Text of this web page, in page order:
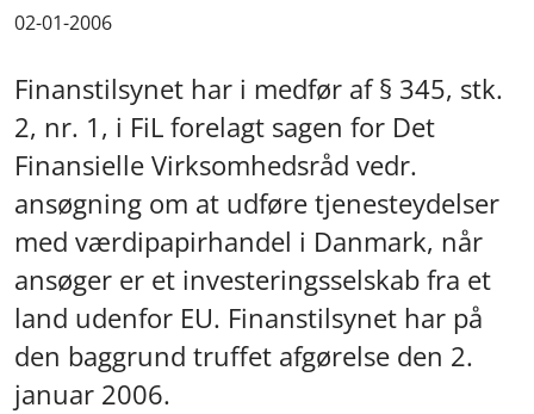
02-01-2006
Finanstilsynet har i medfør af § 345, stk.
2, nr. 1, i FiL forelagt sagen for Det
Finansielle Virksomhedsråd vedr.
ansøgning om at udføre tjenesteydelser
med værdipapirhandel i Danmark, når
ansøger er et investeringsselskab fra et
land udenfor EU. Finanstilsynet har på
den baggrund truffet afgørelse den 2.
januar 2006.